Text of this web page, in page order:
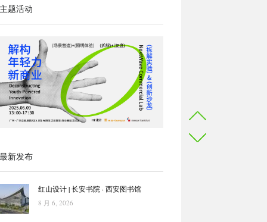
题活动
新发布
红山设计 | 长安书院 · 西安图书馆
8 月 6, 2026